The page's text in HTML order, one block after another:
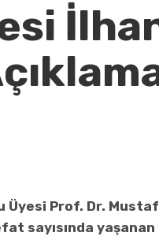
Üyesi Prof. Dr.
sayısında yaşanan